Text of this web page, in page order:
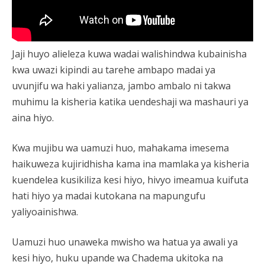
Jaji huyo alieleza kuwa wadai walishindwa kubainisha
kwa uwazi kipindi au tarehe ambapo madai ya
uvunjifu wa haki yalianza, jambo ambalo ni takwa
muhimu la kisheria katika uendeshaji wa mashauri ya
aina hiyo.
Kwa mujibu wa uamuzi huo, mahakama imesema
haikuweza kujiridhisha kama ina mamlaka ya kisheria
kuendelea kusikiliza kesi hiyo, hivyo imeamua kuifuta
hati hiyo ya madai kutokana na mapungufu
yaliyoainishwa.
Uamuzi huo unaweka mwisho wa hatua ya awali ya
kesi hiyo, huku upande wa Chadema ukitoka na